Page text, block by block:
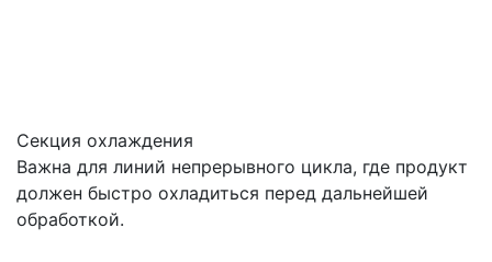
Секция охлаждения
Важна для линий непрерывного цикла, где продукт
должен быстро охладиться перед дальнейшей
обработкой.